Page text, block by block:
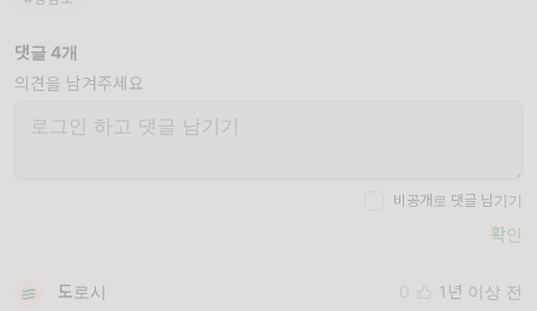
댓글 4개
의견을 남겨주세요
비공개로 댓글 남기기
확인
도로시 0
1년 이상 전